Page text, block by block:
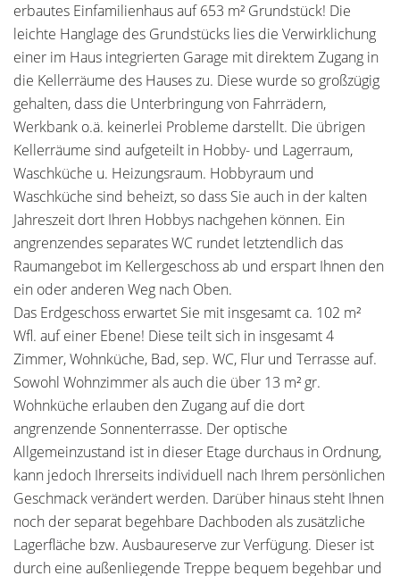
erbautes Einfamilienhaus auf 653 m² Grundstück! Die
leichte Hanglage des Grundstücks lies die Verwirklichung
einer im Haus integrierten Garage mit direktem Zugang in
die Kellerräume des Hauses zu. Diese wurde so großzügig
gehalten, dass die Unterbringung von Fahrrädern,
Werkbank o.ä. keinerlei Probleme darstellt. Die übrigen
Kellerräume sind aufgeteilt in Hobby- und Lagerraum,
Waschküche u. Heizungsraum. Hobbyraum und
Waschküche sind beheizt, so dass Sie auch in der kalten
Jahreszeit dort Ihren Hobbys nachgehen können. Ein
angrenzendes separates WC rundet letztendlich das
Raumangebot im Kellergeschoss ab und erspart Ihnen den
ein oder anderen Weg nach Oben.
Das Erdgeschoss erwartet Sie mit insgesamt ca. 102 m²
Wfl. auf einer Ebene! Diese teilt sich in insgesamt 4
Zimmer, Wohnküche, Bad, sep. WC, Flur und Terrasse auf.
Sowohl Wohnzimmer als auch die über 13 m² gr.
Wohnküche erlauben den Zugang auf die dort
angrenzende Sonnenterrasse. Der optische
Allgemeinzustand ist in dieser Etage durchaus in Ordnung,
kann jedoch Ihrerseits individuell nach Ihrem persönlichen
Geschmack verändert werden. Darüber hinaus steht Ihnen
noch der separat begehbare Dachboden als zusätzliche
Lagerfläche bzw. Ausbaureserve zur Verfügung. Dieser ist
durch eine außenliegende Treppe bequem begehbar und